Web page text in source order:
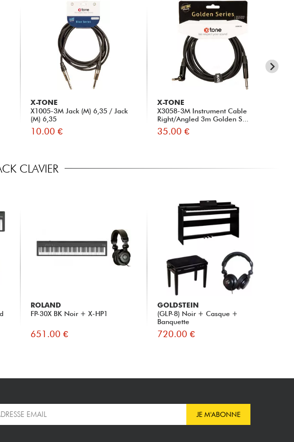
X-TONE
X1005-3M Jack (M) 6,35 / Jack
(M) 6,35
10.00 €
X-TONE
X3058-3M Instrument Cable
Right/Angled 3m Golden S...
35.00 €
CLAVIER
ROLAND
FP-30X BK Noir + X-HP1
651.00 €
GOLDSTEIN
(GLP-8) Noir + Casque +
Banquette
720.00 €
JE M'ABONNE